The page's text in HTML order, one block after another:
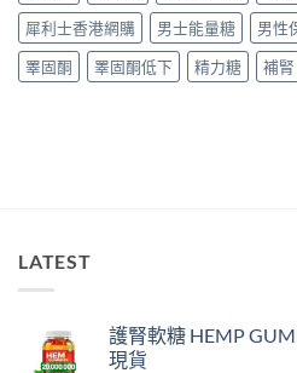
買
指
南〉
中
正
貨
購
犀利士香港網購
男士能量糖 男性
睪固酮
睪固酮低下 精力糖 補腎
LATEST
護腎軟糖 HEMP
現貨